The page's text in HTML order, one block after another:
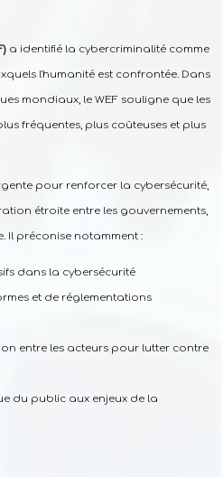
a identifié la cybercriminalité comme
l'humanité est confrontée. Dans
mondiaux, le WEF souligne que les
fréquentes, plus coûteuses et plus
pour renforcer la cybersécurité,
étroite entre les gouvernements,
Il préconise notamment :
dans la cybersécurité
et de réglementations
entre les acteurs pour lutter contre
du public aux enjeux de la